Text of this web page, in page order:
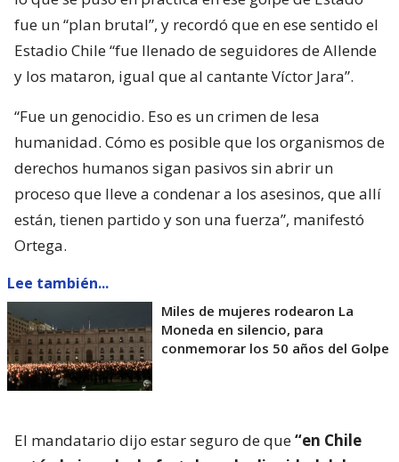
fue un “plan brutal”, y recordó que en ese sentido el
Estadio Chile “fue llenado de seguidores de Allende
y los mataron, igual que al cantante Víctor Jara”.
“Fue un genocidio. Eso es un crimen de lesa
humanidad. Cómo es posible que los organismos de
derechos humanos sigan pasivos sin abrir un
proceso que lleve a condenar a los asesinos, que allí
están, tienen partido y son una fuerza”, manifestó
Ortega.
Lee también...
Miles de mujeres rodearon La
Moneda en silencio, para
conmemorar los 50 años del Golpe
El mandatario dijo estar seguro de que“en Chile